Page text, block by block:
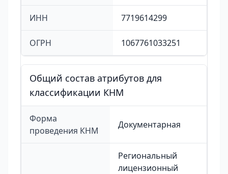
ИНН 7719614299
ОГРН 1067761033251
Общий состав атрибутов для
классификации КНМ
Форма
проведения КНМ
Документарная
Региональный
лицензионный